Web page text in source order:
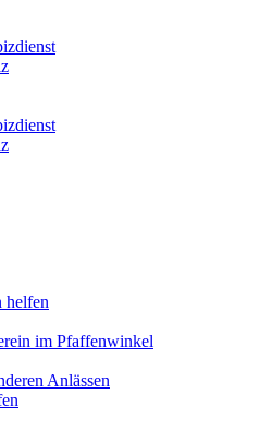
helfen
im Pfaffenwinkel
Anlässen